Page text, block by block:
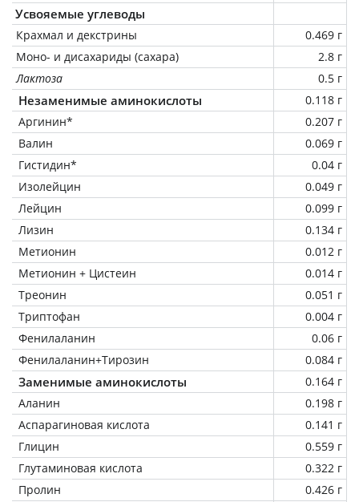
Усвояемые углеводы
Крахмал и декстрины
0.469 г
Моно- и дисахариды (сахара)
2.8 г
Лактоза
0.5 г
Незаменимые аминокислоты
0.118 г
Аргинин*
0.207 г
Валин
0.069 г
Гистидин*
0.04 г
Изолейцин
0.049 г
Лейцин
0.099 г
Лизин
0.134 г
Метионин
0.012 г
Метионин + Цистеин
0.014 г
Треонин
0.051 г
Триптофан
0.004 г
Фенилаланин
0.06 г
Фенилаланин+Тирозин
0.084 г
Заменимые аминокислоты
0.164 г
Аланин
0.198 г
Аспарагиновая кислота
0.141 г
Глицин
0.559 г
Глутаминовая кислота
0.322 г
Пролин
0.426 г